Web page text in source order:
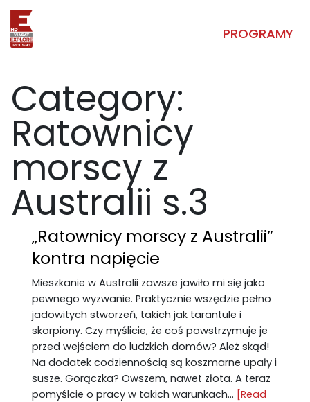
PROGRAMY
Category:
Ratownicy
morscy z
Australii s.3
„Ratownicy morscy z Australii”
kontra napięcie
Mieszkanie w Australii zawsze jawiło mi się jako
pewnego wyzwanie. Praktycznie wszędzie pełno
jadowitych stworzeń, takich jak tarantule i
skorpiony. Czy myślicie, że coś powstrzymuje je
przed wejściem do ludzkich domów? Ależ skąd!
Na dodatek codziennością są koszmarne upały i
susze. Gorączka? Owszem, nawet złota. A teraz
pomyślcie o pracy w takich warunkach... [Read